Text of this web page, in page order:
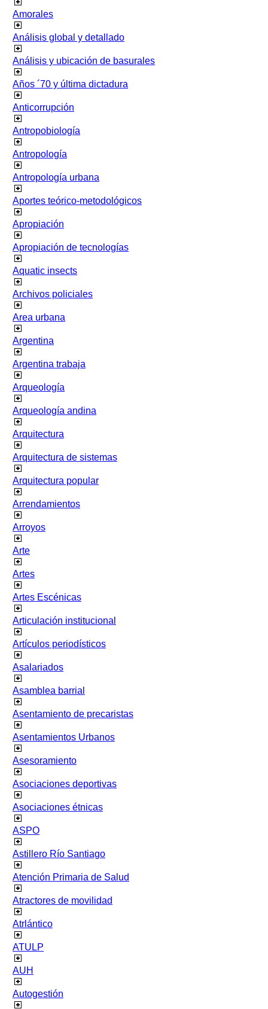
Amorales
Análisis global y detallado
Análisis y ubicación de basurales
Años ´70 y última dictadura
Anticorrupción
Antropobiología
Antropología
Antropología urbana
Aportes teórico-metodológicos
Apropiación
Apropiación de tecnologías
Aquatic insects
Archivos policiales
Area urbana
Argentina
Argentina trabaja
Arqueología
Arqueología andina
Arquitectura
Arquitectura de sistemas
Arquitectura popular
Arrendamientos
Arroyos
Arte
Artes
Artes Escénicas
Articulación institucional
Artículos periodísticos
Asalariados
Asamblea barrial
Asentamiento de precaristas
Asentamientos Urbanos
Asesoramiento
Asociaciones deportivas
Asociaciones étnicas
ASPO
Astillero Río Santiago
Atención Primaria de Salud
Atractores de movilidad
Atrlántico
ATULP
AUH
Autogestión